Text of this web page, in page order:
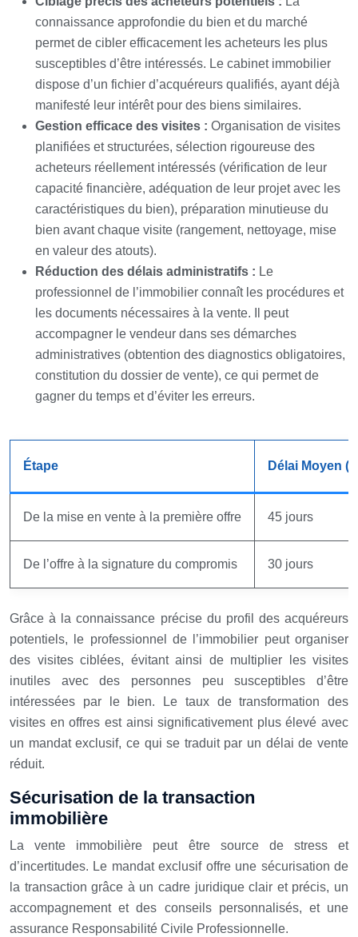
connaissance approfondie du bien et du marché
permet de cibler efficacement les acheteurs les plus
susceptibles d’être intéressés. Le cabinet immobilier
dispose d’un fichier d’acquéreurs qualifiés, ayant déjà
manifesté leur intérêt pour des biens similaires.
Gestion efficace des visites : Organisation de visites
planifiées et structurées, sélection rigoureuse des
acheteurs réellement intéressés (vérification de leur
capacité financière, adéquation de leur projet avec les
caractéristiques du bien), préparation minutieuse du
bien avant chaque visite (rangement, nettoyage, mise
en valeur des atouts).
Réduction des délais administratifs : Le
professionnel de l’immobilier connaît les procédures et
les documents nécessaires à la vente. Il peut
accompagner le vendeur dans ses démarches
administratives (obtention des diagnostics obligatoires,
constitution du dossier de vente), ce qui permet de
gagner du temps et d’éviter les erreurs.
Étape Délai Moyen
De la mise en vente à la première offre 45 jours
De l’offre à la signature du compromis 30 jours
Grâce à la connaissance précise du profil des acquéreurs
potentiels, le professionnel de l’immobilier peut organiser
des visites ciblées, évitant ainsi de multiplier les visites
inutiles avec des personnes peu susceptibles d’être
intéressées par le bien. Le taux de transformation des
visites en offres est ainsi significativement plus élevé avec
un mandat exclusif, ce qui se traduit par un délai de vente
réduit.
Sécurisation de la transaction
immobilière
La vente immobilière peut être source de stress et
d’incertitudes. Le mandat exclusif offre une sécurisation de
la transaction grâce à un cadre juridique clair et précis, un
accompagnement et des conseils personnalisés, et une
assurance Responsabilité Civile Professionnelle.